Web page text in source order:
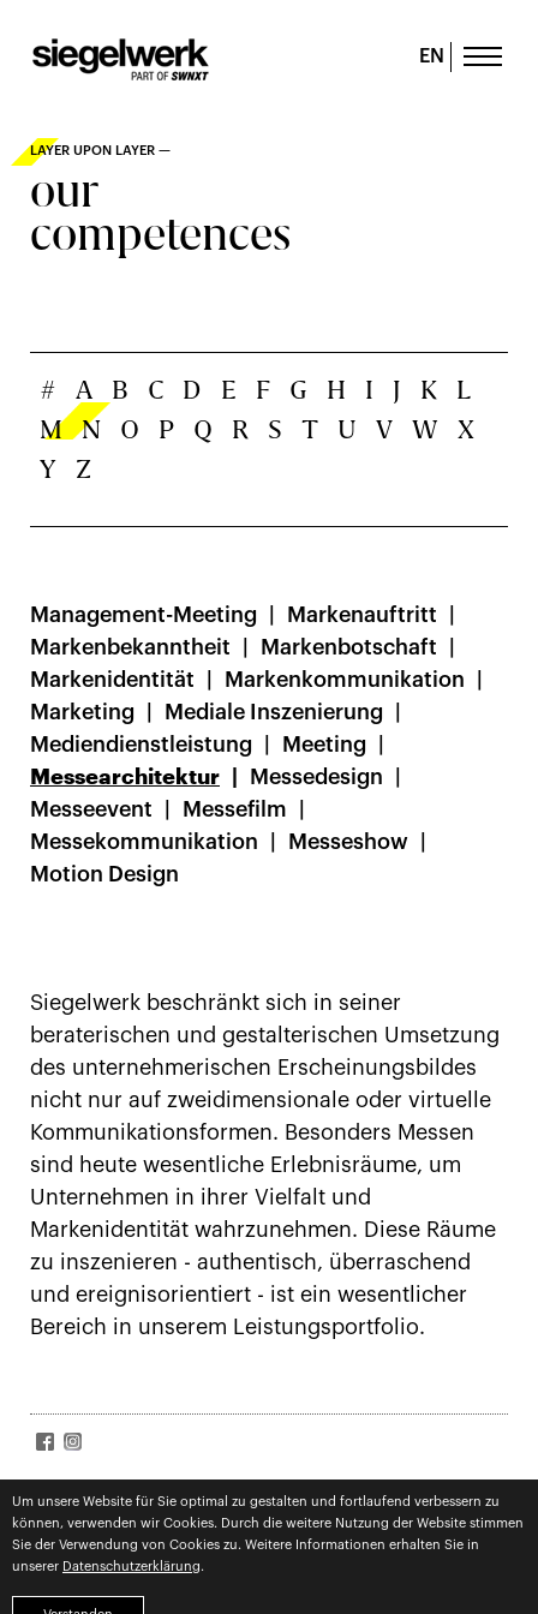
Um unsere Website für Sie optimal zu gestalten und fortlaufend verbessern zu
können, verwenden wir Cookies. Durch die weitere Nutzung der Website stimmen
Sie der Verwendung von Cookies zu. Weitere Informationen erhalten Sie in
unserer Datenschutzerklärung.
EN
LAYER UPON LAYER —
our
competences
# A B C D E F G H I J K
L
M N O P Q R S T U V W
X
Y
Z
Management-Meeting
Markenauftritt
Markenbekanntheit
Markenbotschaft
Markenidentität
Markenkommunikation
Marketing
Mediale Inszenierung
Mediendienstleistung
Meeting
Messearchitektur
Messedesign
Messeevent
Messefilm
Messekommunikation
Messeshow
Motion Design
Siegelwerk beschränkt sich in seiner
beraterischen und gestalterischen Umsetzung
des unternehmerischen Erscheinungsbildes
nicht nur auf zweidimensionale oder virtuelle
Kommunikationsformen. Besonders Messen
sind heute wesentliche Erlebnisräume, um
Unternehmen in ihrer Vielfalt und
Markenidentität wahrzunehmen. Diese Räume
zu inszenieren - authentisch, überraschend
und ereignisorientiert - ist ein wesentlicher
Bereich in unserem Leistungsportfolio.
SIGN UP FOR NEWS
Datenschutzzugestimmt Subscribe